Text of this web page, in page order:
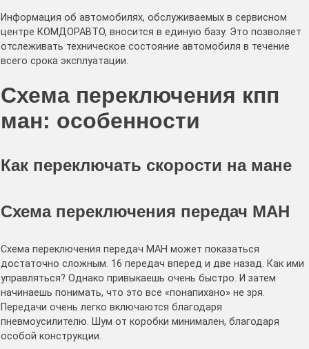
Информация об автомобилях, обслуживаемых в сервисном
центре КОМДОРАВТО, вносится в единую базу. Это позволяет
отслеживать техническое состояние автомобиля в течение
всего срока эксплуатации.
Схема переключения кпп
ман: особенности
Как переключать скорости на мане
Схема переключения передач МАН
Схема переключения передач МАН может показаться
достаточно сложным. 16 передач вперед и две назад. Как ими
управляться? Однако привыкаешь очень быстро. И затем
начинаешь понимать, что это все «понапихано» не зря.
Передачи очень легко включаются благодаря
пневмоусилителю. Шум от коробки минимален, благодаря
особой конструкции.